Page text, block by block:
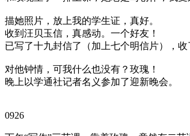
描她照片，放上我的学生证，真好。
收到汪贝玉信，真感动。一个好友！
已写了十九封信了（加上七个明信片），
对他钟情，可我什么也没有？玫瑰！
晚上以学通社记者名义参加了迎新晚会。
0926